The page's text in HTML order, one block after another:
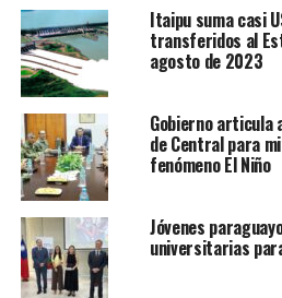
nublado, vientos moderados del
precipitaciones con tormentas
Min: 23℃ – Max: 34℃
SÁBADO
Cálido, cielo cubierto, luego
precipitaciones con tormentas
Min: 23℃ – Max: 31℃
TEMAS RELACIONADOS:
Itaipu suma casi
transferidos al
agosto de 2023
Gobierno articula
de Central para
fenómeno El Niño
Jóvenes
universitarias